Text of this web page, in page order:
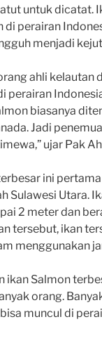
untuk dicatat.
perairan
menjadi
ahli kelautan
perairan
biasanya
Jadi
ujar Pak
ini
Sulawesi Utara.
2 meter dan
tersebut, ikan
menggunakan
ikan Salmon
orang.
muncul di